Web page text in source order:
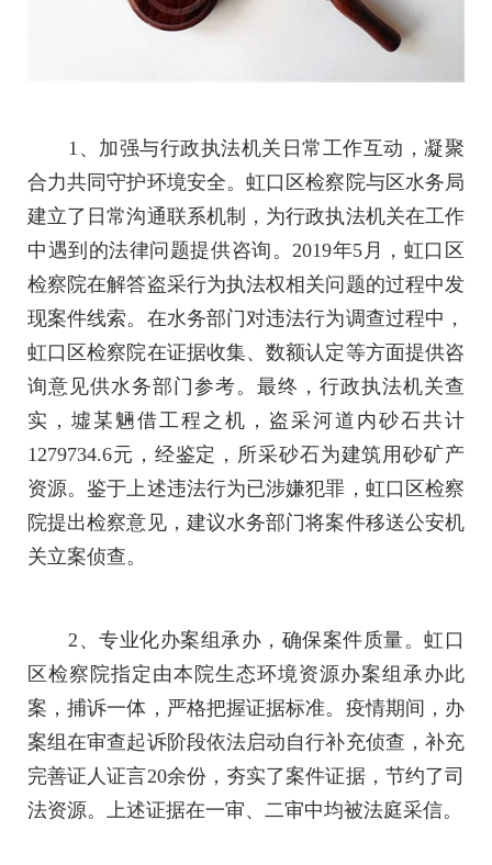
1、加强与行政执法机关日常工作互动，凝聚
合力共同守护环境安全。虹口区检察院与区水务局
建立了日常沟通联系机制，为行政执法机关在工作
中遇到的法律问题提供咨询。2019年5月，虹口区
检察院在解答盗采行为执法权相关问题的过程中发
现案件线索。在水务部门对违法行为调查过程中，
虹口区检察院在证据收集、数额认定等方面提供咨
询意见供水务部门参考。最终，行政执法机关查
实，墟某魎借工程之机，盗采河道内砂石共计
1279734.6元，经鉴定，所采砂石为建筑用砂矿产
资源。鉴于上述违法行为已涉嫌犯罪，虹口区检察
院提出检察意见，建议水务部门将案件移送公安机
关立案侦查。
2、专业化办案组承办，确保案件质量。虹口
区检察院指定由本院生态环境资源办案组承办此
案，捕诉一体，严格把握证据标准。疫情期间，办
案组在审查起诉阶段依法启动自行补充侦查，补充
完善证人证言20余份，夯实了案件证据，节约了司
法资源。上述证据在一审、二审中均被法庭采信。